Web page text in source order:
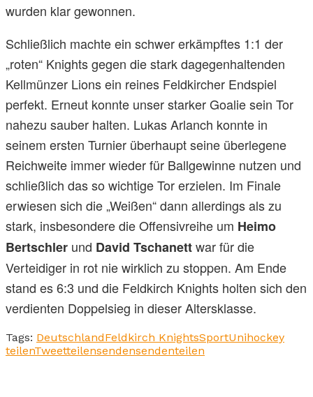
wurden klar gewonnen.
Schließlich machte ein schwer erkämpftes 1:1 der
„roten“ Knights gegen die stark dagegenhaltenden
Kellmünzer Lions ein reines Feldkircher Endspiel
perfekt. Erneut konnte unser starker Goalie sein Tor
nahezu sauber halten. Lukas Arlanch konnte in
seinem ersten Turnier überhaupt seine überlegene
Reichweite immer wieder für Ballgewinne nutzen und
schließlich das so wichtige Tor erzielen. Im Finale
erwiesen sich die „Weißen“ dann allerdings als zu
stark, insbesondere die Offensivreihe um Heimo
Bertschler und David Tschanettwar für die
Verteidiger in rot nie wirklich zu stoppen. Am Ende
stand es 6:3 und die Feldkirch Knights holten sich den
verdienten Doppelsieg in dieser Altersklasse.
Tags: DeutschlandFeldkirch KnightsSportUnihockey
teilenTweetteilensendensendenteilen